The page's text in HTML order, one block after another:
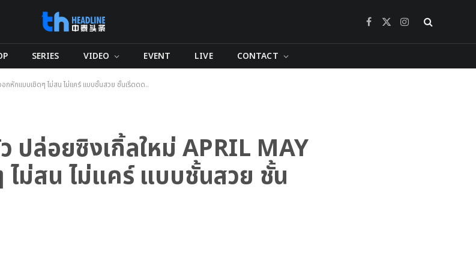
Facebook
X
Instagram
SERIES VIDEO EVENT LIVE CONTACT
อกหักแบบเชิดๆ ไม่สน ไม่แคร์ แบบชั้นสวย ชั้นเริ่ดดด..
ปล่อยซิงเกิ้ลใหม่ APRIL MAY
ไม่สน ไม่แคร์ แบบชั้นสวย ชั้น